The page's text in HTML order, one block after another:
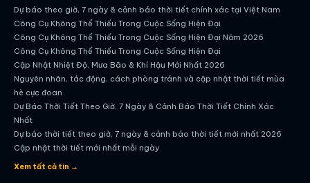
Dự báo theo giờ, 7 ngày & cảnh báo thời tiết chính xác tại Việt Nam
Công Cụ Không Thể Thiếu Trong Cuộc Sống Hiện Đại
Công Cụ Không Thể Thiếu Trong Cuộc Sống Hiện Đại Năm 2026
Công Cụ Không Thể Thiếu Trong Cuộc Sống Hiện Đại
Cập Nhật Nhiệt Độ, Mưa Bão & Khí Hậu Mới Nhất 2026
Nguyên nhân, tác động, cách phòng tránh và cập nhật thời tiết mùa
hè cực đoan
Dự Báo Thời Tiết Theo Giờ, 7 Ngày & Cảnh Báo Thời Tiết Chính Xác
Nhất
Dự báo thời tiết theo giờ, 7 ngày & cảnh báo thời tiết mới nhất 2026
Cập nhật thời tiết mới nhất mỗi ngày
Hướng dẫn đầy đủ về dự báo thời tiết hiện đại
Xem tất cả tin →